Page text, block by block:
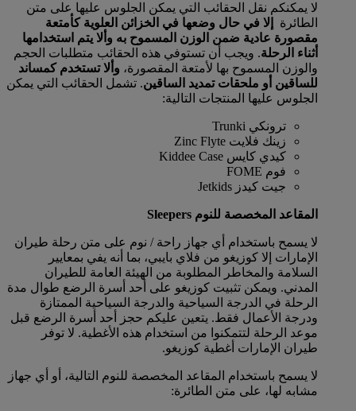
لا يمكنكم نقل الحقائب التي يمكن الجلوس عليها على متن
الطائرة
إلا في حال وضعها في الخزائن العلوية كأمتعة
مقصورة عادية ضمن الوزن المسموح به وألا يتم استخدامها
أثناء الرحلة. ويجب أن تستوفي هذه الحقائب متطلبات الحجم
والوزن المسموح بها لأمتعة المقصورة، وألا تستخدم كمساند
للساقين أو ملحقات تمديد الساقين. تشمل الحقائب التي يمكن
الجلوس عليها المنتجات التالية:
ترونكي Trunki
زينك فلايت Zinc Flyte
كيدي كايس Kiddee Case
فوم FOME
جيت كيدز Jetkids
المقاعد المخصصة للنوم Sleepers
لا يسمح باستخدام أي جهاز راحة / نوم على متن رحلة طيران
الإمارات إلا كوزيغو من فلاي بايبي، بما أنه يفي بمعايير
السلامة والمخاطر المطلوبة من الهيئة العامة للطيران
المدني. ويمكن تثبيت كوزيغو على أحد أسرة الرضع طوال مدة
الرحلة في الدرجة السياحية والدرجة السياحية الممتازة
ودرجة الأعمال فقط. يتعين عليكم حجز أحد أسرة الرضع قبل
موعد الرحلة لتتمكنوا من استخدام هذه الأغطية. لا توفر
طيران الإمارات أغطية كوزيغو.
لا يسمح باستخدام المقاعد المخصصة للنوم التالية، أو أي جهاز
مشابه لها، على متن الطائرة: